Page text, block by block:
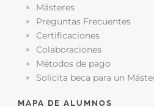
Másteres
Preguntas Frecuentes
Certificaciones
Colaboraciones
Métodos de pago
Solicita beca para un
MAPA DE ALUMNOS